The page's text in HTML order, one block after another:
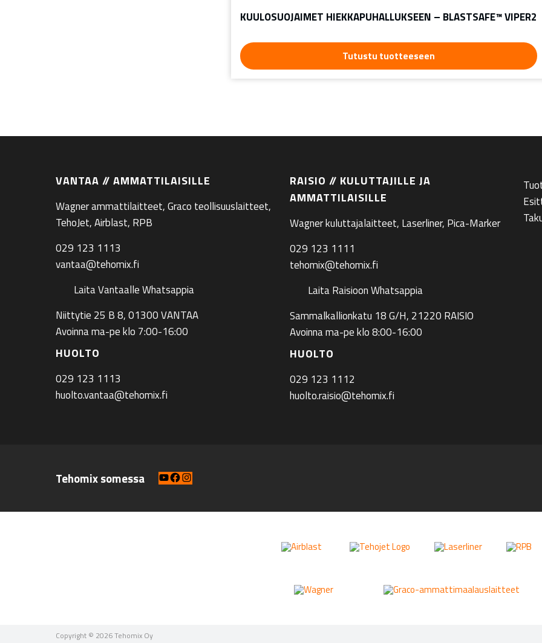
KUULOSUOJAIMET HIEKKAPUHALLUKSEEN – BLASTSAFE™ VIPER2
Tutustu tuotteeseen
VANTAA // AMMATTILAISILLE
Wagner ammattilaitteet, Graco teollisuuslaitteet,
TehoJet, Airblast, RPB
029 123 1113
vantaa@tehomix.fi
Laita Vantaalle Whatsappia
Niittytie 25 B 8, 01300 VANTAA
Avoinna ma-pe klo 7:00-16:00
HUOLTO
029 123 1113
huolto.vantaa@tehomix.fi
RAISIO // KULUTTAJILLE JA
AMMATTILAISILLE
Wagner kuluttajalaitteet, Laserliner, Pica-Marker
029 123 1111
tehomix@tehomix.fi
Laita Raisioon Whatsappia
Sammalkallionkatu 18 G/H, 21220 RAISIO
Avoinna ma-pe klo 8:00-16:00
HUOLTO
029 123 1112
huolto.raisio@tehomix.fi
Tehomix somessa YouTube
Facebook
Instagram
Copyright © 2026 Tehomix Oy